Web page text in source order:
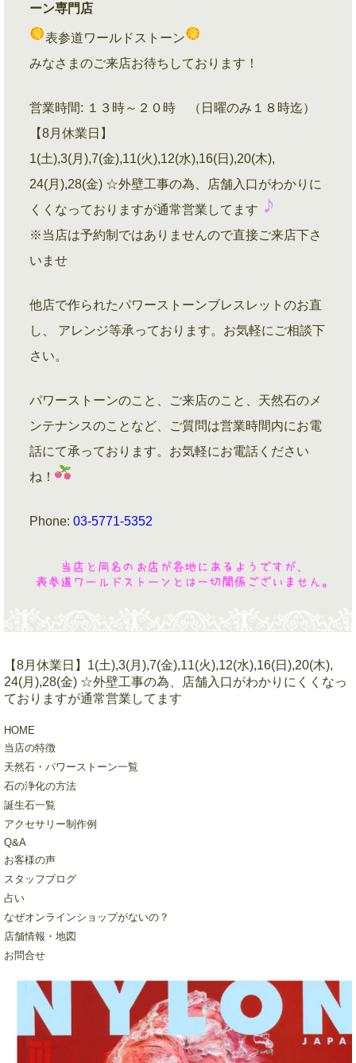
ーン専門店
表参道ワールドストーン
みなさまのご来店お待ちしております！
営業時間: １３時～２０時 （日曜のみ１８時迄）
【8月休業日】
1(土),3(月),7(金),11(火),12(水),16(日),20(木),
24(月),28(金) ☆外壁工事の為、店舗入口がわかりに
くくなっておりますが通常営業してます
※当店は予約制ではありませんので直接ご来店下さ
いませ
他店で作られたパワーストーンブレスレットのお直
し、 アレンジ等承っております。お気軽にご相談下
さい。
パワーストーンのこと、ご来店のこと、天然石のメ
ンテナンスのことなど、ご質問は営業時間内にお電
話にて承っております。お気軽にお電話ください
ね！
Phone: 03-5771-5352
【8月休業日】1(土),3(月),7(金),11(火),12(水),16(日),20(木),
24(月),28(金) ☆外壁工事の為、店舗入口がわかりにくくなっ
ておりますが通常営業してます
HOME
当店の特徴
天然石・パワーストーン一覧
石の浄化の方法
誕生石一覧
アクセサリー制作例
Q&A
お客様の声
スタッフブログ
占い
なぜオンラインショップがないの？
店舗情報・地図
お問合せ